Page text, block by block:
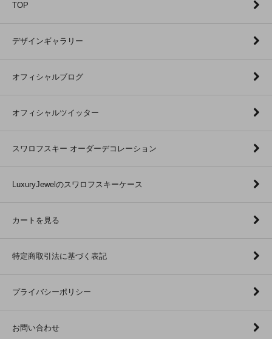
TOP
デザインギャラリー
オフィシャルブログ
オフィシャルツイッター
スワロフスキー オーダーデコレーション
LuxuryJewelのスワロフスキーケース
カートを見る
特定商取引法に基づく表記
プライバシーポリシー
お問い合わせ